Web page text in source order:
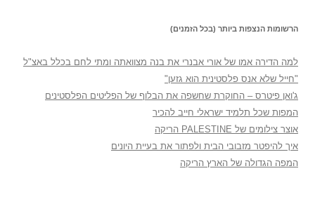
הרשומות הנצפות ביותר (בכל הזמנים)
למה הדירה אמו של אורי אבנרי את בנה מצוואתה ומתי לחם בכלל באצ"ל
"חייל שלא אנס פלסטינית הוא גזען"
ג'ואן פיטרס – החוקרת שחשפה את הבלוף של הפליטים הפלסטינים
המפות שכל תלמיד ישראלי חייב להכיר
אוצר צילומים של PALESTINE הריקה
איך להיפטר מזבובי הבית ולפתור את בעיית היונים
המפה הגדולה של הארץ הריקה